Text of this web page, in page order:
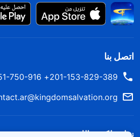
اتصل بنا
201-153-829-389+ 213-551-750-916+
نزل ملكوت الله.